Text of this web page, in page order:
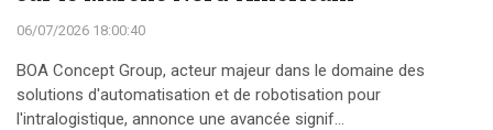
06/07/2026 18:00:40
BOA Concept Group, acteur majeur dans le domaine des
solutions d'automatisation et de robotisation pour
l'intralogistique, annonce une avancée signif...